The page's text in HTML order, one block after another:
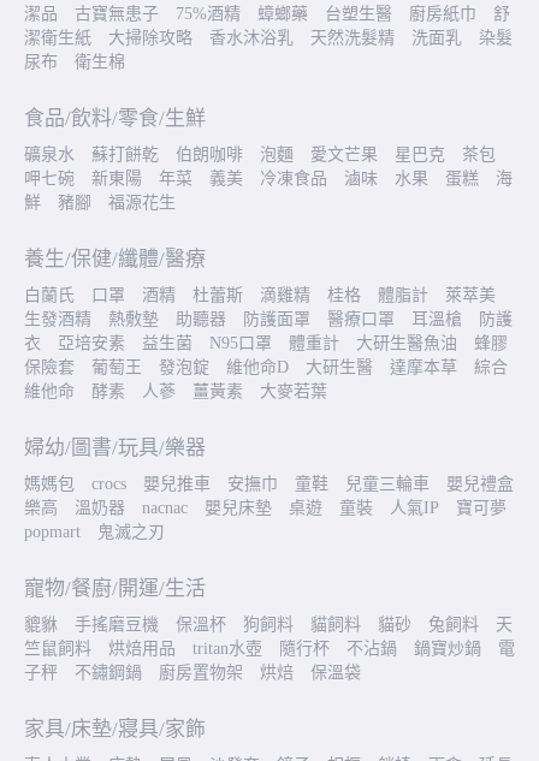
潔品
古寶無患子 75%酒精 蟑螂藥 台塑生醫 廚房紙巾
舒
潔衛生紙
大掃除攻略 香水沐浴乳 天然洗髮精 洗面乳
染髮
尿布
衛生棉
食品/飲料/零食/生鮮
礦泉水 蘇打餅乾 伯朗咖啡 泡麵 愛文芒果 星巴克
茶包
呷七碗
新東陽 年菜 義美 冷凍食品 滷味 水果 蛋糕
海
鮮
豬腳 福源花生
養生/保健/纖體/醫療
白蘭氏 口罩 酒精 杜蕾斯 滴雞精 桂格 體脂計
萊萃美
生發酒精
熱敷墊 助聽器 防護面罩 醫療口罩 耳溫槍
防護
衣
亞培安素 益生菌 N95口罩 體重計 大研生醫魚油
蜂膠
保險套
葡萄王 發泡錠 維他命D 大研生醫 達摩本草
綜合
維他命
酵素 人蔘 薑黃素 大麥若葉
婦幼/圖書/玩具/樂器
媽媽包 crocs 嬰兒推車 安撫巾 童鞋 兒童三輪車
嬰兒禮盒
樂高
溫奶器 nacnac 嬰兒床墊 桌遊 童裝 人氣IP
寶可夢
popmart
鬼滅之刃
寵物/餐廚/開運/生活
貔貅 手搖磨豆機 保溫杯 狗飼料 貓飼料 貓砂 兔飼料
天
竺鼠飼料
烘焙用品 tritan水壺 隨行杯 不沾鍋 鍋寶炒鍋
電
子秤
不鏽鋼鍋 廚房置物架 烘焙 保溫袋
家具/床墊/寢具/家飾